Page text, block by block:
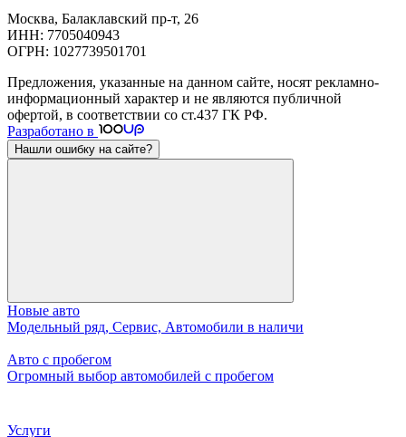
Москва, Балаклавский пр-т, 26
ИНН: 7705040943
ОГРН: 1027739501701
Предложения, указанные на данном сайте, носят рекламно-
информационный характер и не являются публичной
офертой, в соответствии со ст.437 ГК РФ.
Разработано в
Нашли ошибку на сайте?
Новые авто
Модельный ряд, Сервис, Автомобили в наличи
Авто с пробегом
Огромный выбор автомобилей с пробегом
Услуги